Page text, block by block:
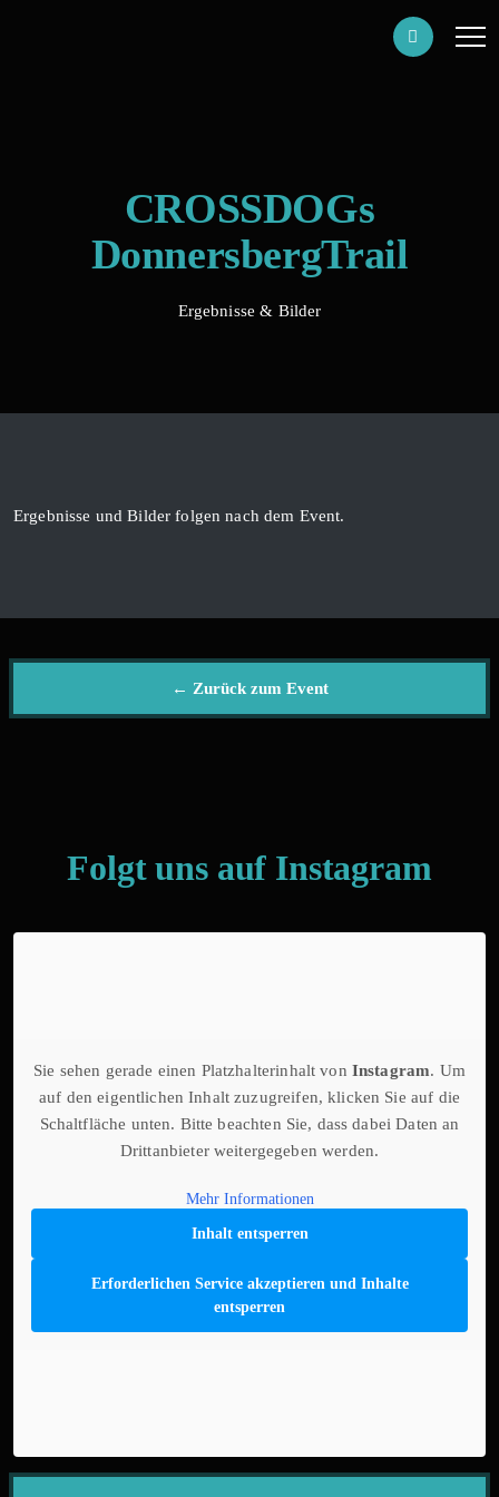
CROSSDOGs
DonnersbergTrail
Ergebnisse & Bilder
Ergebnisse und Bilder folgen nach dem Event.
← Zurück zum Event
Folgt uns auf Instagram
Sie sehen gerade einen Platzhalterinhalt von Instagram. Um
auf den eigentlichen Inhalt zuzugreifen, klicken Sie auf die
Schaltfläche unten. Bitte beachten Sie, dass dabei Daten an
Drittanbieter weitergegeben werden.
Mehr Informationen
Inhalt entsperren
Erforderlichen Service akzeptieren und Inhalte
entsperren